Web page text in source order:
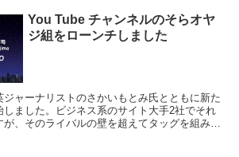
You Tube チャンネルのそらオヤ
ジ組をローンチしました
ャーナリストのさかいもとみ氏とともに新た
しました。ビジネス系のサイト大手2社でそれ
が、そのライバルの壁を超えてタッグを組みま